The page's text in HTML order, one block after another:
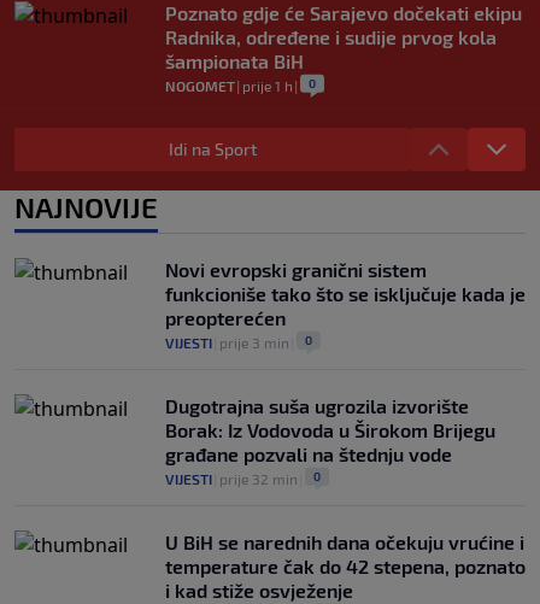
Poznato gdje će Sarajevo dočekati ekipu
Radnika, određene i sudije prvog kola
šampionata BiH
NOGOMET| prije 1 h | 0
Navijački neredi u Litvaniji: Torcida se
potukla u centru grada? (VIDEO)
Idi na Sport
NAJNOVIJE
Novi evropski granični sistem
funkcioniše tako što se isključuje kada je
preopterećen
VIJESTI prije 3 min 0
Dugotrajna suša ugrozila izvorište
Borak: Iz Vodovoda u Širokom Brijegu
građane pozvali na štednju vode
VIJESTI prije 32 min 0
U BiH se narednih dana očekuju vrućine i
temperature čak do 42 stepena, poznato
i kad stiže osvježenje